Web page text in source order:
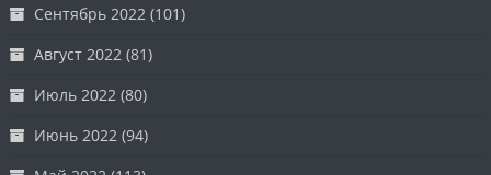
Сентябрь 2022 (101)
Август 2022 (81)
Июль 2022 (80)
Июнь 2022 (94)